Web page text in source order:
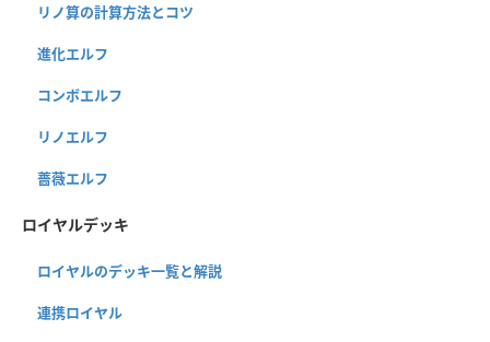
リノ算の計算方法とコツ
進化エルフ
コンボエルフ
リノエルフ
薔薇エルフ
ロイヤルデッキ
ロイヤルのデッキ一覧と解説
連携ロイヤル